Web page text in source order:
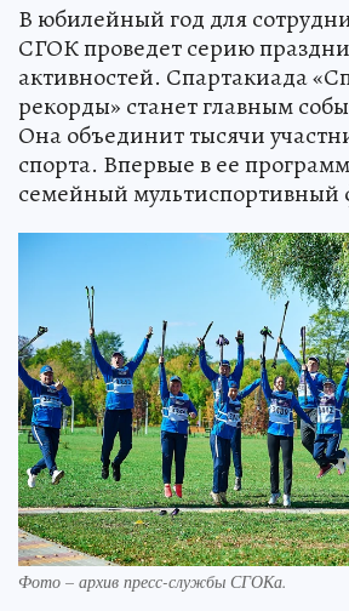
В юбилейный год для
СГОК проведет серию
активностей. Спартакиада
рекорды» станет главным
Она объединит тысячи
спорта. Впервые в ее
семейный мультиспортивный
Фото – архив пресс-службы СГОКа.